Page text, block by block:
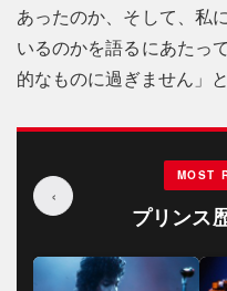
あったのか、そして、私
いるのかを語るにあたっ
的なものに過ぎません」
‹
MOST
プリンス